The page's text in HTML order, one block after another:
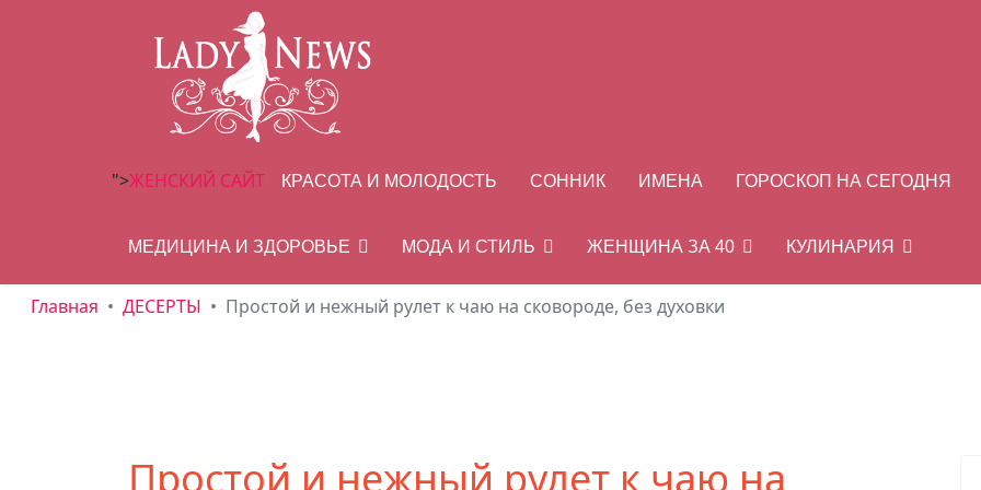
">ЖЕНСКИЙ САЙТ КРАСОТА И МОЛОДОСТЬ СОННИК ИМЕНА ГОРОСКОП НА СЕГОДНЯ
МЕДИЦИНА И ЗДОРОВЬЕ МОДА И СТИЛЬ ЖЕНЩИНА ЗА 40 КУЛИНАРИЯ
Главная ДЕСЕРТЫ Простой и нежный рулет к чаю на сковороде, без духовки
Простой и нежный рулет к чаю на